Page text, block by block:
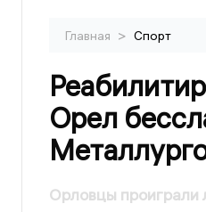
Главная > Спорт
Орел
Орловцы проиграли